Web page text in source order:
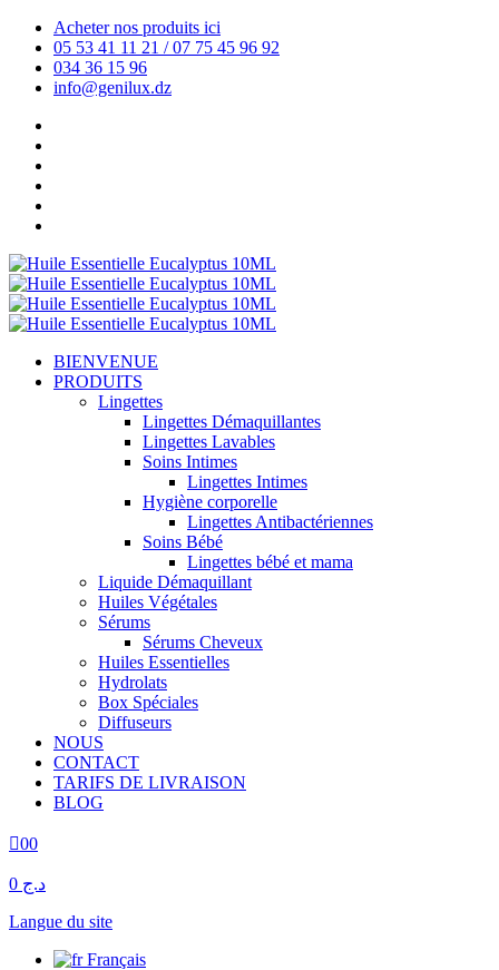
Acheter nos produits ici
05 53 41 11 21 / 07 75 45 96 92
034 36 15 96
info@genilux.dz
BIENVENUE
PRODUITS
Lingettes
Lingettes Démaquillantes
Lingettes Lavables
Soins Intimes
Lingettes Intimes
Hygiène corporelle
Lingettes Antibactériennes
Soins Bébé
Lingettes bébé et mama
Liquide Démaquillant
Huiles Végétales
Sérums
Sérums Cheveux
Huiles Essentielles
Hydrolats
Box Spéciales
Diffuseurs
NOUS
CONTACT
TARIFS DE LIVRAISON
BLOG
00
د.ج 0
Langue du site
Français